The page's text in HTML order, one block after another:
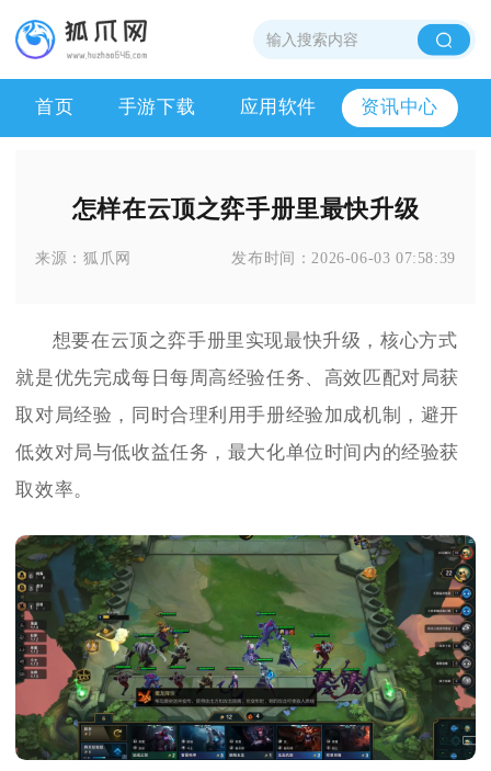
首页 手游下载 应用软件 资讯中心
怎样在云顶之弈手册里最快升级
来源：狐爪网 发布时间：2026-06-03 07:58:39
想要在云顶之弈手册里实现最快升级，核心方式
就是优先完成每日每周高经验任务、高效匹配对局获
取对局经验，同时合理利用手册经验加成机制，避开
低效对局与低收益任务，最大化单位时间内的经验获
取效率。